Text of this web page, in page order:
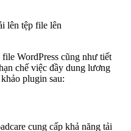
lên tệp file lên
WordPress cũng như tiết
chế việc đầy dung lương
plugin sau:
cung cấp khả năng tải